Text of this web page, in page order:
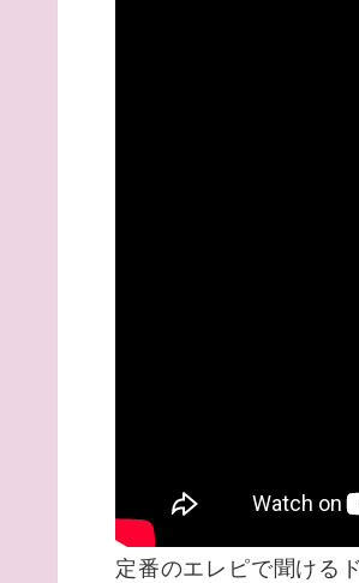
定番のエレピで聞ける